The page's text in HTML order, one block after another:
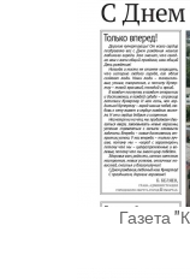
Газета